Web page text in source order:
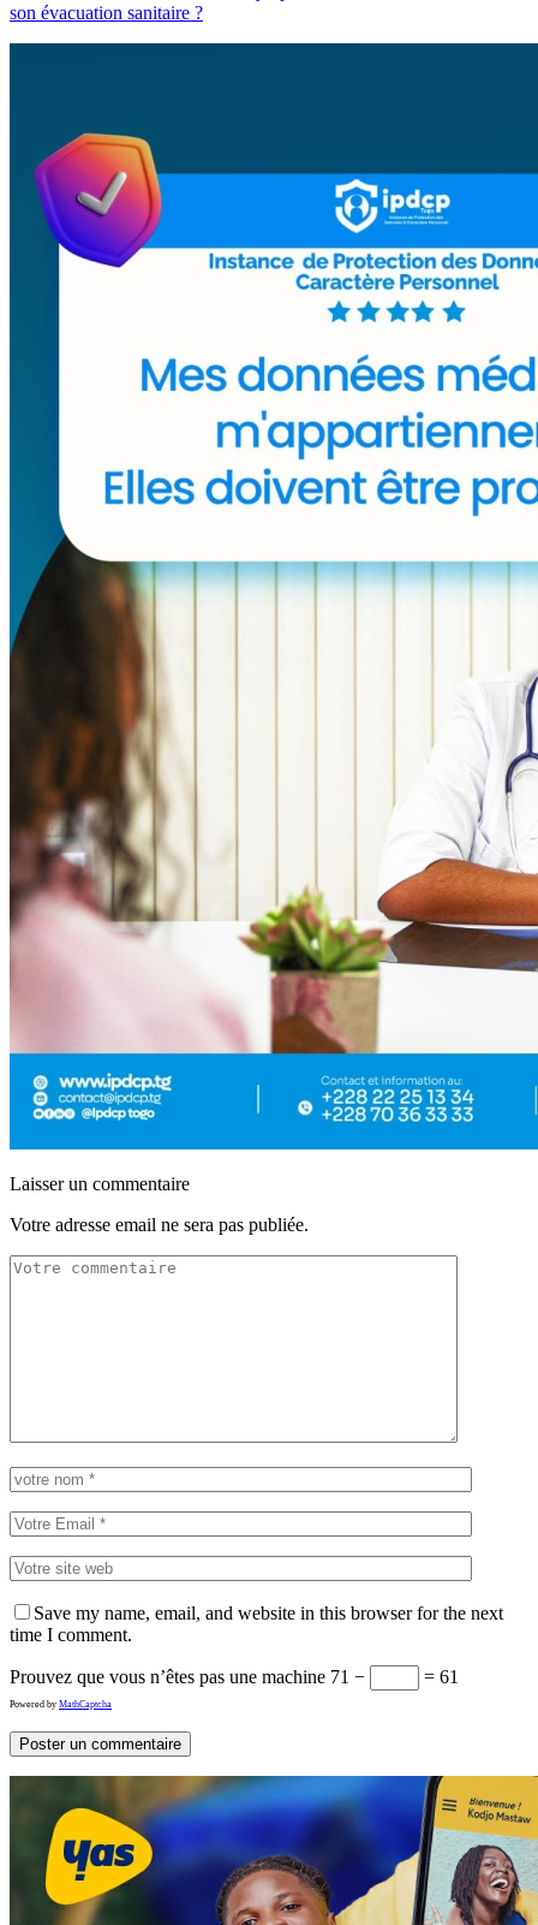
son évacuation sanitaire ?
Laisser un commentaire
Votre adresse email ne sera pas publiée.
Save my name, email, and website in this browser for the next
time I comment.
Prouvez que vous n’êtes pas une machine 71 − = 61
Powered by MathCaptcha